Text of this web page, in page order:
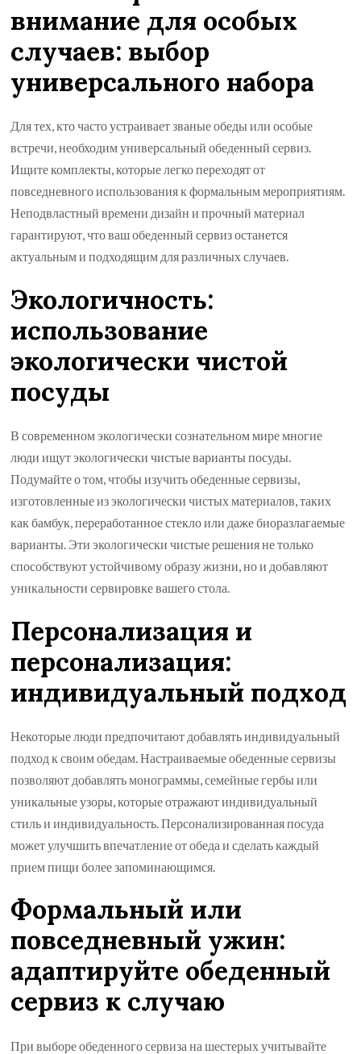
внимание для особых
случаев: выбор
универсального набора
Для тех, кто часто устраивает званые обеды или особые
встречи, необходим универсальный обеденный сервиз.
Ищите комплекты, которые легко переходят от
повседневного использования к формальным мероприятиям.
Неподвластный времени дизайн и прочный материал
гарантируют, что ваш обеденный сервиз останется
актуальным и подходящим для различных случаев.
Экологичность:
использование
экологически чистой
посуды
В современном экологически сознательном мире многие
люди ищут экологически чистые варианты посуды.
Подумайте о том, чтобы изучить обеденные сервизы,
изготовленные из экологически чистых материалов, таких
как бамбук, переработанное стекло или даже биоразлагаемые
варианты. Эти экологически чистые решения не только
способствуют устойчивому образу жизни, но и добавляют
уникальности сервировке вашего стола.
Персонализация и
персонализация:
индивидуальный подход
Некоторые люди предпочитают добавлять индивидуальный
подход к своим обедам. Настраиваемые обеденные сервизы
позволяют добавлять монограммы, семейные гербы или
уникальные узоры, которые отражают индивидуальный
стиль и индивидуальность. Персонализированная посуда
может улучшить впечатление от обеда и сделать каждый
прием пищи более запоминающимся.
Формальный или
повседневный ужин:
адаптируйте обеденный
сервиз к случаю
При выборе обеденного сервиза на шестерых учитывайте